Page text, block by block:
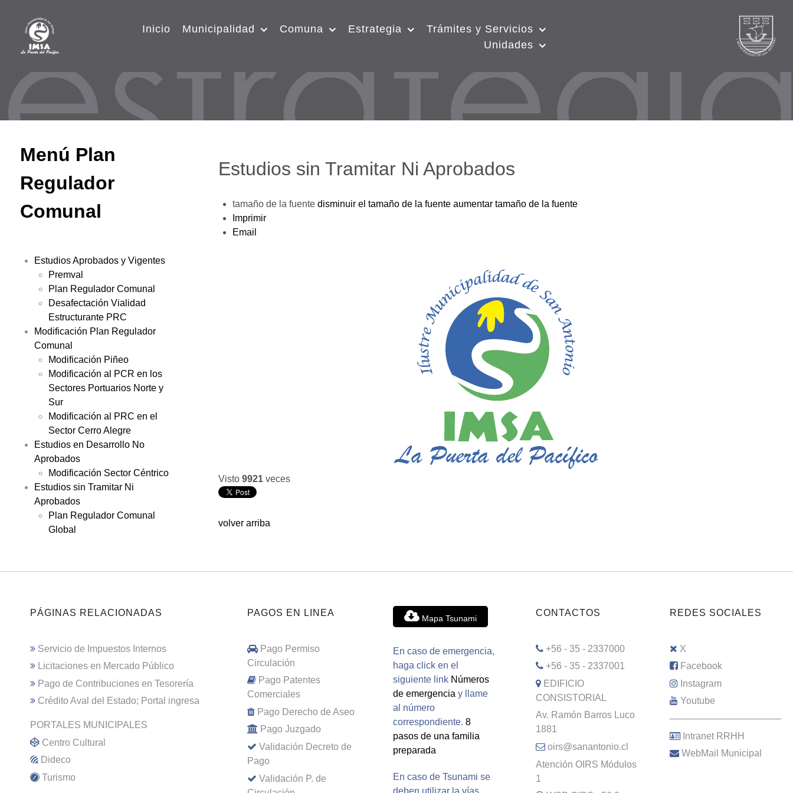
Inicio Municipalidad Comuna Estrategia
Trámites y Servicios
Unidades
Menú Plan
Regulador
Comunal
Estudios Aprobados y Vigentes
Premval
Plan Regulador Comunal
Desafectación Vialidad
Estructurante PRC
Modificación Plan Regulador
Comunal
Modificación Piñeo
Modificación al PCR en los
Sectores Portuarios Norte y
Sur
Modificación al PRC en el
Sector Cerro Alegre
Estudios en Desarrollo No
Aprobados
Modificación Sector Céntrico
Estudios sin Tramitar Ni
Aprobados
Plan Regulador Comunal
Global
Estudios sin Tramitar Ni Aprobados
tamaño de la fuente disminuir el tamaño de la fuente aumentar tamaño de la fuente
Imprimir
Email
Visto 9921 veces
volver arriba
PÁGINAS RELACIONADAS
Servicio de Impuestos Internos
Licitaciones en Mercado Público
Pago de Contribuciones en Tesorería
Crédito Aval del Estado; Portal ingresa
PORTALES MUNICIPALES
Centro Cultural
Dideco
Turismo
PAGOS EN LINEA
Pago Permiso
Circulación
Pago Patentes
Comerciales
Pago Derecho de Aseo
Pago Juzgado
Validación Decreto de
Pago
Validación P. de
Mapa Tsunami
En caso de emergencia,
haga click en el
siguiente link Números
de emergencia y llame
al número
correspondiente. 8
pasos de una familia
preparada
En caso de Tsunami se
deben utilizar la vías
CONTACTOS
+56 - 35 - 2337000
+56 - 35 - 2337001
EDIFICIO
CONSISTORIAL
Av. Ramón Barros Luco
1881
oirs@sanantonio.cl
Atención OIRS Módulos
1
REDES SOCIALES
X
Facebook
Instagram
Youtube
–––––––––––––––––––––
Intranet RRHH
WebMail Municipal